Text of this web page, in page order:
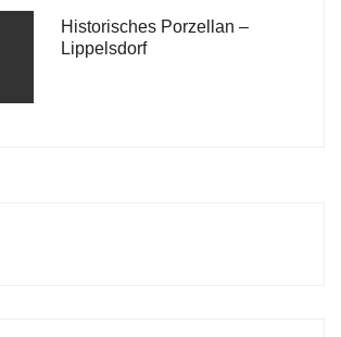
Historisches Porzellan –
Lippelsdorf